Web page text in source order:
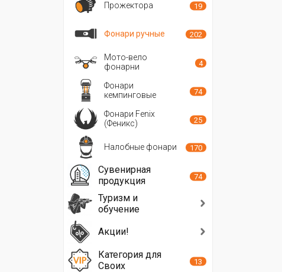
Прожектора 19
Фонари ручные 202
Мото-вело
фонарни
4
Фонари
кемпинговые
74
Фонари Fenix
(Феникс)
25
Налобные фонари 170
Сувенирная
продукция
74
Туризм и
обучение
Акции!
Категория для
Своих
13